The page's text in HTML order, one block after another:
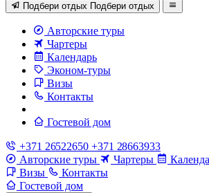
Подбери отдых Подбери отдых
Авторские туры
Чартеры
Календарь
Эконом-туры
Визы
Контакты
Гостевой дом
+371 26522650 +371 28663933
Авторские туры
Чартеры
Визы
Контакты
Гостевой дом